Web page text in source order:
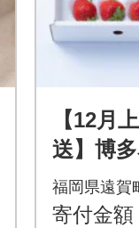
【12月
送】博
う」&ふ
太子」(
福岡県遠賀
寄付金額